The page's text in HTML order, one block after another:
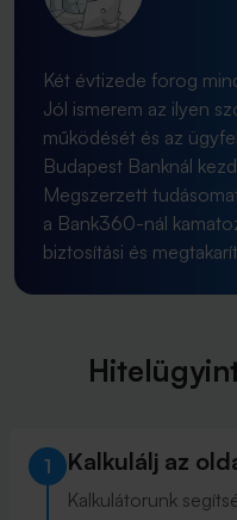
Két évtizede forog
Jól ismerem az ilyen
működését és az
Budapest Banknál
Megszerzett
a Bank360-nál
biztosítási és
1 Kalkulálj az
Kalkulátorunk